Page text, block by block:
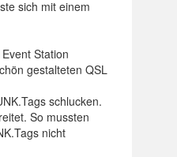
sich mit einem
Station
gestalteten QSL
schlucken.
So mussten
nicht